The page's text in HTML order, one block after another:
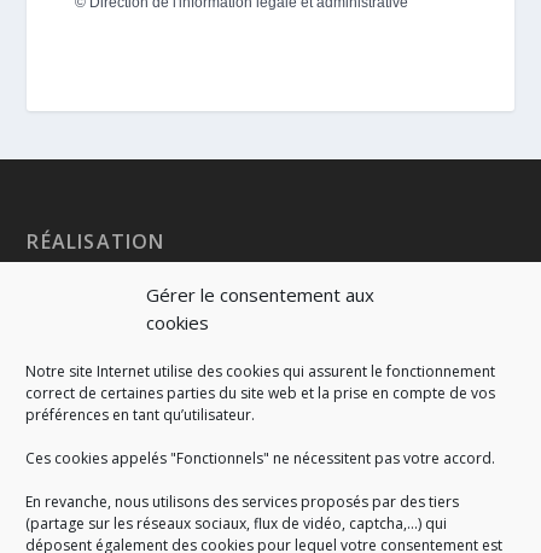
Gérer le consentement aux
cookies
Notre site Internet utilise des cookies qui assurent le fonctionnement
correct de certaines parties du site web et la prise en compte de vos
préférences en tant qu’utilisateur.
Ces cookies appelés "Fonctionnels" ne nécessitent pas votre accord.
En revanche, nous utilisons des services proposés par des tiers
(partage sur les réseaux sociaux, flux de vidéo, captcha,...) qui
déposent également des cookies pour lequel votre consentement est
RÉALISATION